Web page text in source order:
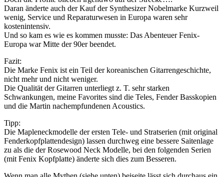
Daran änderte auch der Kauf der Synthesizer Nobelmarke Kurzweil
wenig, Service und Reparaturwesen in Europa waren sehr
kostenintensiv.
Und so kam es wie es kommen musste: Das Abenteuer Fenix-
Europa war Mitte der 90er beendet.
Fazit:
Die Marke Fenix ist ein Teil der koreanischen Gitarrengeschichte,
nicht mehr und nicht weniger.
Die Qualität der Gitarren unterliegt z. T. sehr starken
Schwankungen, meine Favorites sind die Teles, Fender Basskopien
und die Martin nachempfundenen Acoustics.
Tipp:
Die Mapleneckmodelle der ersten Tele- und Stratserien (mit original
Fenderkopfplattendesign) lassen durchweg eine bessere Saitenlage
zu als die der Rosewood Neck Modelle, bei den folgenden Serien
(mit Fenix Kopfplatte) änderte sich dies zum Besseren.